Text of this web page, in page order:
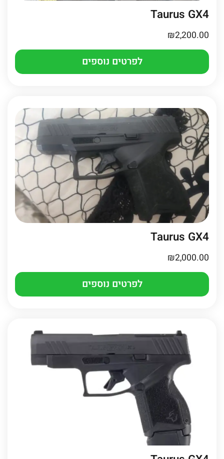
Taurus GX4
₪2,200.00
לפרטים נוספים
Taurus GX4
₪2,000.00
לפרטים נוספים